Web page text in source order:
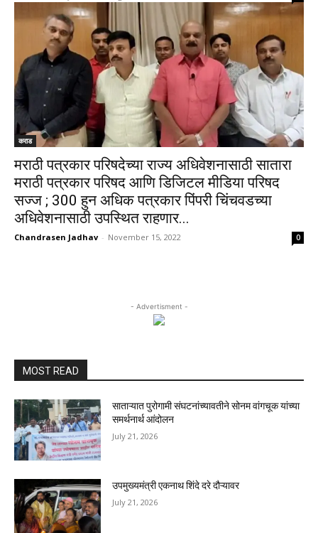
कराड
मराठी पत्रकार परिषदेच्या राज्य अधिवेशनासाठी सातारा
मराठी पत्रकार परिषद आणि डिजिटल मीडिया परिषद
सज्ज ; 300 हुन अधिक पत्रकार पिंपरी चिंचवडच्या
अधिवेशनासाठी उपस्थित राहणार...
Chandrasen Jadhav - November 15, 2022 0
- Advertisment -
MOST READ
साताऱ्यात पुरोगामी संघटनांच्यावतीने सोनम वांगचूक यांच्या
समर्थनार्थ आंदोलन
July 21, 2026
उपमुख्यमंत्री एकनाथ शिंदे दरे दौऱ्यावर
July 21, 2026